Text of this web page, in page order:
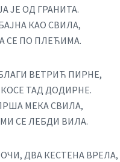
ЈЕ ОД ГРАНИТА.
КАО СВИЛА,
СЕ ПО ПЛЕЋИМА.
ВЕТРИЋ ПИРНЕ,
ТАД ДОДИРНЕ.
МЕКА СВИЛА,
СЕ ЛЕБДИ ВИЛА.
ДВА КЕСТЕНА ВРЕЛА,